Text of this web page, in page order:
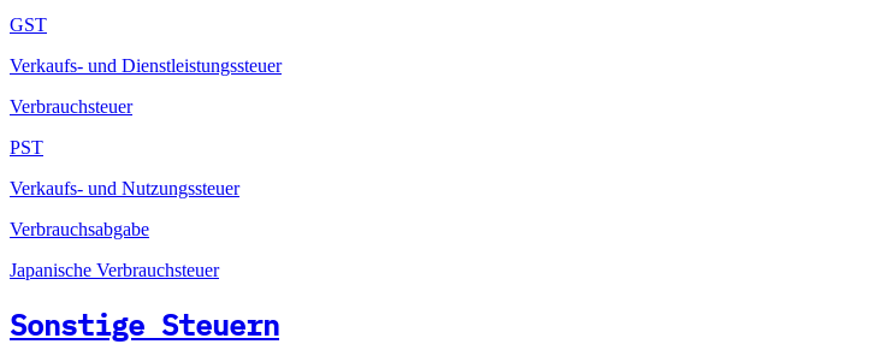
GST
Verkaufs- und Dienstleistungssteuer
Verbrauchsteuer
PST
Verkaufs- und Nutzungssteuer
Verbrauchsabgabe
Japanische Verbrauchsteuer
Sonstige Steuern